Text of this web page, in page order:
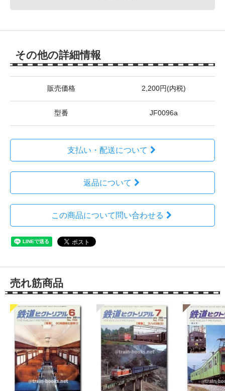
その他の詳細情報
販売価格 2,200円(内税)
型番 JF0096a
支払い・配送について
返品について
この商品について問い合わせる
売れ筋商品